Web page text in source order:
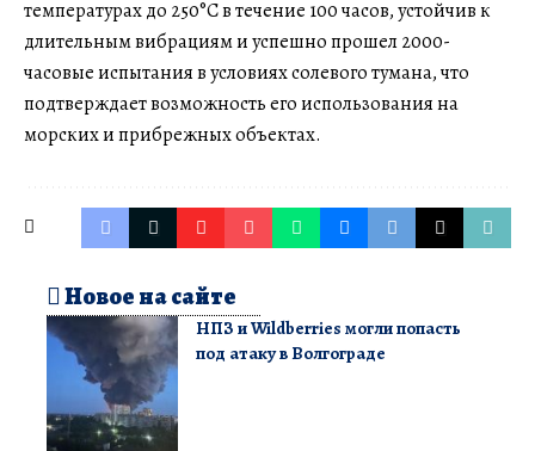
температурах до 250°C в течение 100 часов, устойчив к
длительным вибрациям и успешно прошел 2000-
часовые испытания в условиях солевого тумана, что
подтверждает возможность его использования на
морских и прибрежных объектах.
Новое на сайте
НПЗ и Wildberries могли попасть
под атаку в Волгограде